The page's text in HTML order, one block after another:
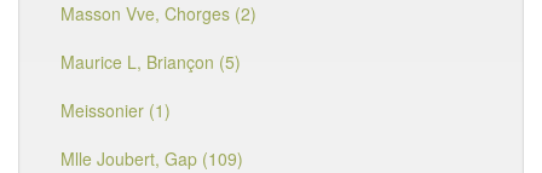
Masson Vve, Chorges (2)
Maurice L, Briançon (5)
Meissonier (1)
Mlle Joubert, Gap (109)